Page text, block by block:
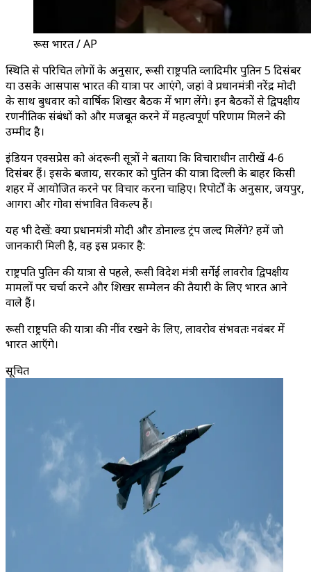
रूस भारत / AP
स्थिति से परिचित लोगों के अनुसार, रूसी राष्ट्रपति व्लादिमीर पुतिन 5 दिसंबर
या उसके आसपास भारत की यात्रा पर आएंगे, जहां वे प्रधानमंत्री नरेंद्र मोदी
के साथ बुधवार को वार्षिक शिखर बैठक में भाग लेंगे। इन बैठकों से द्विपक्षीय
रणनीतिक संबंधों को और मजबूत करने में महत्वपूर्ण परिणाम मिलने की
उम्मीद है।
इंडियन एक्सप्रेस को अंदरूनी सूत्रों ने बताया कि विचाराधीन तारीखें 4-6
दिसंबर हैं। इसके बजाय, सरकार को पुतिन की यात्रा दिल्ली के बाहर किसी
शहर में आयोजित करने पर विचार करना चाहिए। रिपोर्टों के अनुसार, जयपुर,
आगरा और गोवा संभावित विकल्प हैं।
यह भी देखें: क्या प्रधानमंत्री मोदी और डोनाल्ड ट्रंप जल्द मिलेंगे? हमें जो
जानकारी मिली है, वह इस प्रकार है:
राष्ट्रपति पुतिन की यात्रा से पहले, रूसी विदेश मंत्री सर्गेई लावरोव द्विपक्षीय
मामलों पर चर्चा करने और शिखर सम्मेलन की तैयारी के लिए भारत आने
वाले हैं।
रूसी राष्ट्रपति की यात्रा की नींव रखने के लिए, लावरोव संभवतः नवंबर में
भारत आएँगे।
सूचित